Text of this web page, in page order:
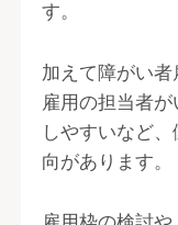
す。
加えて障がい
雇用の担当者
しやすいなど
向があります。